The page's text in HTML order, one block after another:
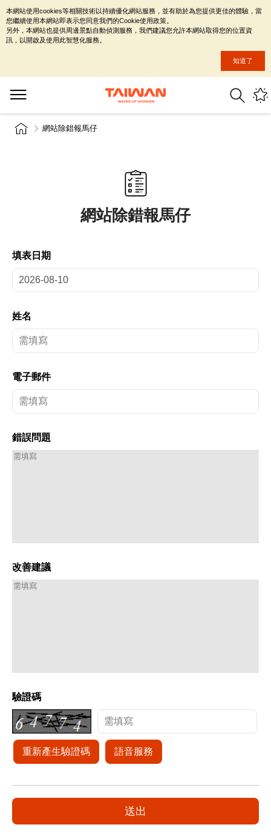
網站除錯報馬仔
網站除錯報馬仔
填表日期
姓名
電子郵件
錯誤問題
改善建議
驗證碼
重新產生驗證碼 語音服務
本網站使用cookies等相關技術以持續優化網站服務，並有助於為您提供更佳的體驗，當
您繼續使用本網站即表示您同意我們的Cookie使用政策。
另外，本網站也提供周邊景點自動偵測服務，我們建議您允許本網站取得您的位置資
訊，以開啟及使用此智慧化服務。
知道了